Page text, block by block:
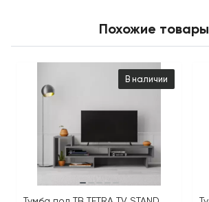
Похожие товары
В наличии